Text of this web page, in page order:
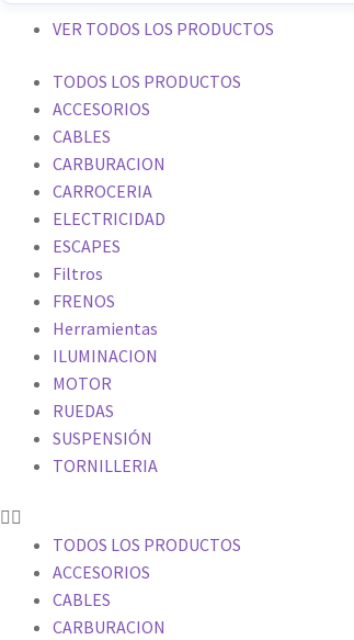
VER TODOS LOS PRODUCTOS
TODOS LOS PRODUCTOS
ACCESORIOS
CABLES
CARBURACION
CARROCERIA
ELECTRICIDAD
ESCAPES
Filtros
FRENOS
Herramientas
ILUMINACION
MOTOR
RUEDAS
SUSPENSIÓN
TORNILLERIA
TODOS LOS PRODUCTOS
ACCESORIOS
CABLES
CARBURACION